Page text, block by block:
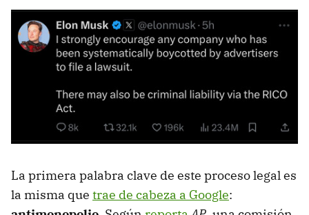
La primera palabra clave de este proceso legal es
la misma que trae de cabeza a Google: